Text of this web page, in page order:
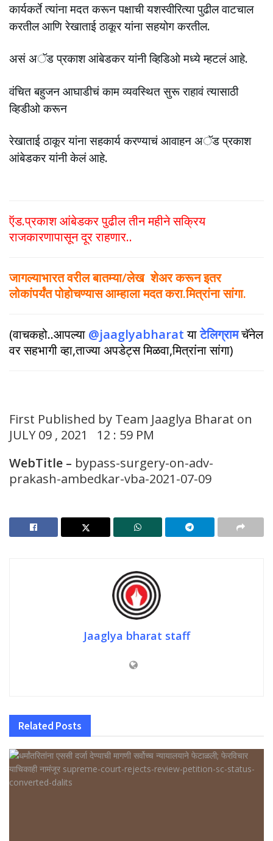
कार्यकर्ते त्यांना मदत करून पक्षाची यशस्वीरित्या पुढील वाटचाल
करतील आणि रेखाताई ठाकूर यांना सहयोग करतील.
असं अॅड प्रकाश आंबेडकर यांनी व्हिडिओ मध्ये म्हटलं आहे.
वंचित बहुजन आघाडीचं काम व्यवस्थित सुरू राहावं त्यासाठी
व्हिडीओ करून
रेखाताई ठाकूर यांना सहकार्य करण्याचं आवाहन अॅड प्रकाश
आंबेडकर यांनी केलं आहे.
ऍड.प्रकाश आंबेडकर पुढील तीन महीने सक्रिय
राजकारणापासून दूर राहणार..
जागल्याभारत वरील बातम्या/लेख शेअर करून इतर
लोकांपर्यंत पोहोचण्यास आम्हाला मदत करा.मित्रांना सांगा.
(वाचकहो..आपल्या @jaaglyabharat याटेलिग्रामचॅनेल
वर सहभागी व्हा,ताज्या अपडेट्स मिळवा,मित्रांना सांगा)
First Published by Team Jaaglya Bharat on
JULY 09 , 2021 12 : 59 PM
WebTitle – bypass-surgery-on-adv-
prakash-ambedkar-vba-2021-07-09
Jaaglya bharat staff
Related Posts